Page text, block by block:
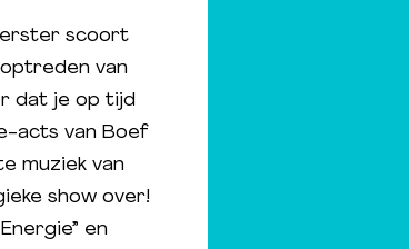
scoort
van
dat je op tijd
acts van Boef
muziek van
show over!
en